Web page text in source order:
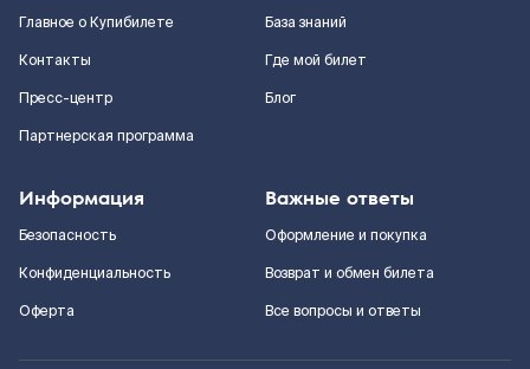
Главное о Купибилете
Контакты
Пресс-центр
Партнерская программа
База знаний
Где мой билет
Блог
Информация
Безопасность
Конфиденциальность
Оферта
Важные ответы
Оформление и покупка
Возврат и обмен билета
Все вопросы и ответы